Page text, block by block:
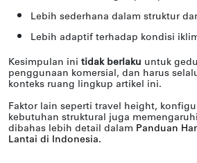
Lebih sederhana dalam struktur
Lebih adaptif terhadap kondisi
Kesimpulan ini tidak berlaku untuk
penggunaan komersial, dan harus
konteks ruang lingkup artikel ini.
Faktor lain seperti travel height,
kebutuhan struktural juga
dibahas lebih detail dalam Panduan
Lantai di Indonesia.